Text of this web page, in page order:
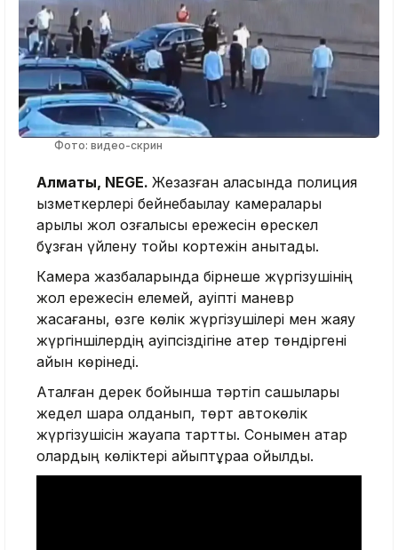
Фото: видео-скрин
Алматы, NEGE. Жезқазған қаласында полиция
қызметкерлері бейнебақылау камералары
арқылы жол қозғалысы ережесін өрескел
бұзған үйлену тойы кортежін анықтады.
Камера жазбаларында бірнеше жүргізушінің
жол ережесін елемей, қауіпті маневр
жасағаны, өзге көлік жүргізушілері мен жаяу
жүргіншілердің қауіпсіздігіне қатер төндіргені
айқын көрінеді.
Аталған дерек бойынша тәртіп сақшылары
жедел шара қолданып, төрт автокөлік
жүргізушісін жауапқа тартты. Сонымен қатар
олардың көліктері айыптұраққа қойылды.